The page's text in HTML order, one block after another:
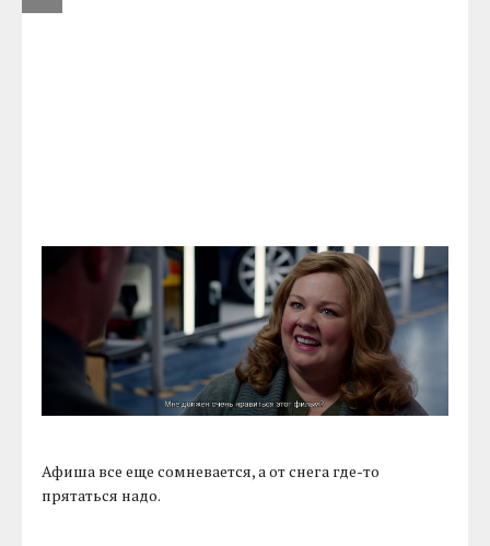
Афиша все еще сомневается, а от снега где-то
прятаться надо.